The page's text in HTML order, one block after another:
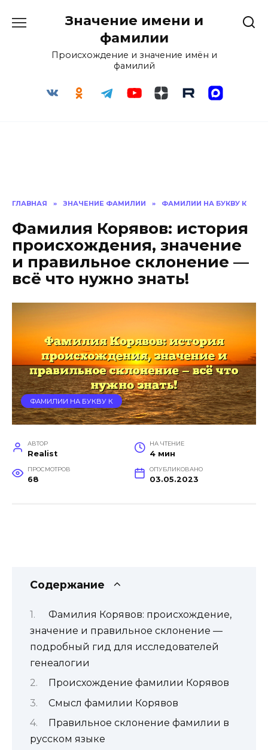
Значение имени и
фамилии
Происхождение и значение имён и
фамилий
ГЛАВНАЯ » ЗНАЧЕНИЕ ФАМИЛИИ » ФАМИЛИИ НА БУКВУ К
Фамилия Корявов: история
происхождения, значение
и правильное склонение —
всё что нужно знать!
ФАМИЛИИ НА БУКВУ К
АВТОР
Realist
НА ЧТЕНИЕ
4 мин
ПРОСМОТРОВ
68
ОПУБЛИКОВАНО
03.05.2023
Содержание
Фамилия Корявов: происхождение,
значение и правильное склонение —
подробный гид для исследователей
генеалогии
Происхождение фамилии Корявов
Смысл фамилии Корявов
Правильное склонение фамилии в
русском языке